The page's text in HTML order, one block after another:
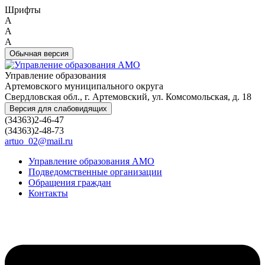
Шрифты
A
A
A
Обычная версия
Управление образования
Артемовского муниципального округа
Свердловская обл., г. Артемовский, ул. Комсомольская, д. 18
Версия для слабовидящих
(34363)2-46-47
(34363)2-48-73
artuo_02@mail.ru
Управление образования АМО
Подведомственные организации
Обращения граждан
Контакты